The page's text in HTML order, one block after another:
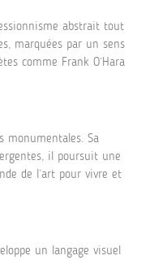
abstrait tout
marquées par un sens
comme Frank O’Hara
monumentales. Sa
il poursuit une
de l’art pour vivre et
un langage visuel